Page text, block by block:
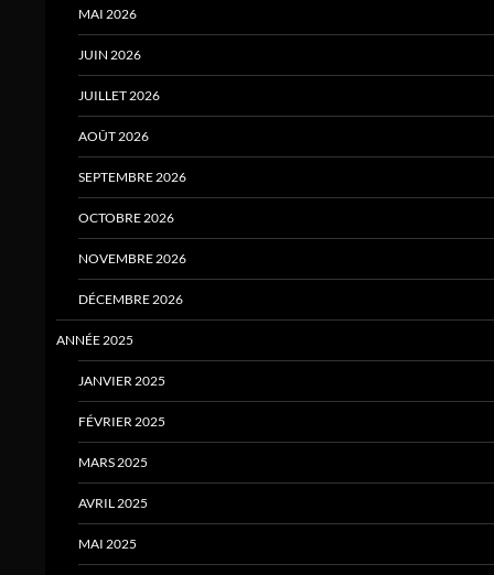
MAI 2026
JUIN 2026
JUILLET 2026
AOÛT 2026
SEPTEMBRE 2026
OCTOBRE 2026
NOVEMBRE 2026
DÉCEMBRE 2026
ANNÉE 2025
JANVIER 2025
FÉVRIER 2025
MARS 2025
AVRIL 2025
MAI 2025